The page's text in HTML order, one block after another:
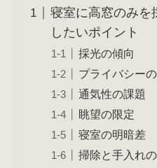
寝室に高窓のみを
したいポイント
採光の傾向
プライバシー
通気性の課題
眺望の限定
寝室の明暗差
掃除と手入れ